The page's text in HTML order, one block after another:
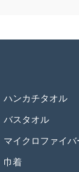
ハンカチタオル
バスタオル
巾着